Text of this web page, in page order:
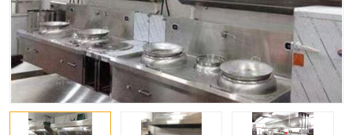
消防阀门 消防风机
风口 镀锌矩形风管
镀锌螺旋风管 PP风管